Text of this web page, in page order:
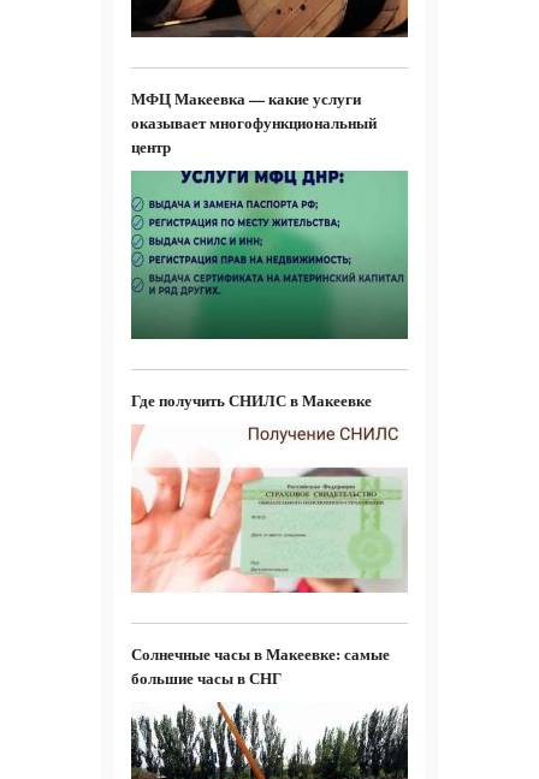
МФЦ Макеевка — какие услуги
оказывает многофункциональный
центр
Где получить СНИЛС в Макеевке
Солнечные часы в Макеевке: самые
большие часы в СНГ